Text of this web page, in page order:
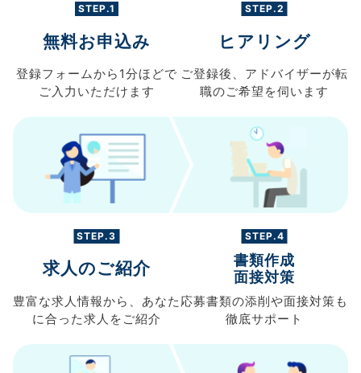
STEP.1
無料お申込み
登録フォームから 1分ほどで
ご入力 いただけます
STEP.2
ヒアリング
ご登録後、 アドバイザーが転
職のご希望を伺います
STEP.3
求人のご紹介
豊富な求人情報から、 あなた
に合った求人を ご紹介
STEP.4
書類作成
面接対策
応募書類の添削や面接対策も
徹底サポート